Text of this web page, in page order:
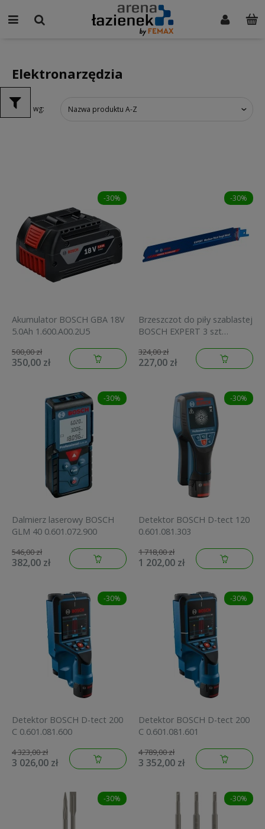
Elektronarzędzia
Sortuj wg: Nazwa produktu A-Z
-30%
Akumulator BOSCH GBA 18V
5.0Ah 1.600.A00.2U5
500,00 zł
350,00 zł
-30%
Brzeszczot do piły szablastej
BOSCH EXPERT 3 szt
324,00 zł
227,00 zł
-30%
Dalmierz laserowy BOSCH
GLM 40 0.601.072.900
546,00 zł
382,00 zł
-30%
Detektor BOSCH D-tect 120
0.601.081.303
1 718,00 zł
1 202,00 zł
-30%
Detektor BOSCH D-tect 200
C 0.601.081.600
4 323,00 zł
3 026,00 zł
-30%
Detektor BOSCH D-tect 200
C 0.601.081.601
4 789,00 zł
3 352,00 zł
-30% -30%